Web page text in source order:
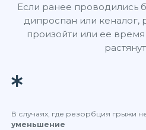
Если ранее проводились
дипроспан или кеналог,
произойти или ее
В случаях, где резорбция грыжи
уменьшение